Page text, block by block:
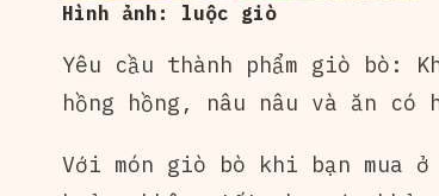
Hình ảnh: luộc giò
Yêu cầu thành phẩm giò bò:
hồng hồng, nâu nâu và ăn
Với món giò bò khi bạn mua